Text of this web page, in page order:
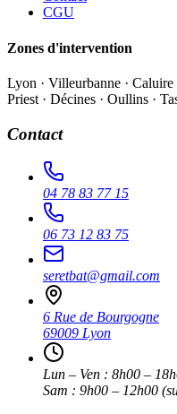
CGU
Zones d'intervention
Lyon · Villeurbanne ·
Priest · Décines · Oullins ·
Contact
04 78 83 77 15
06 73 12 83 75
seretbat@gmail.com
6 Rue de Bourgogne
69009 Lyon
Lun – Ven : 8h00 –
Sam : 9h00 – 12h00